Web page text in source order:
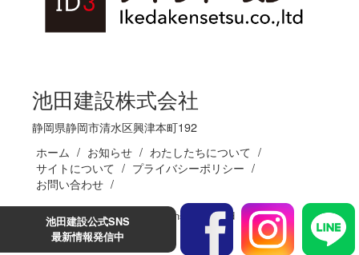
池田建設公式SNS
最新情報発信中
池田建設株式会社
静岡県静岡市清水区興津本町192
ホーム
お知らせ
わたしたちについて
サイトについて
プライバシーポリシー
お問い合わせ
(C)Ikedakensetsu.co.,ltd